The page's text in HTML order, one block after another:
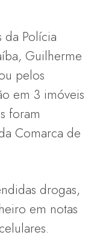
da Polícia
Guilherme
pelos
em 3 imóveis
foram
Comarca de
drogas,
em notas